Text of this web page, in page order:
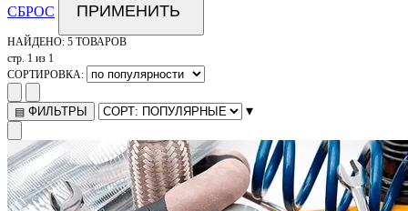
СБРОС ПРИМЕНИТЬ
НАЙДЕНО: 5 ТОВАРОВ
стр. 1 из 1
СОРТИРОВКА:
▤ ФИЛЬТРЫ ▾